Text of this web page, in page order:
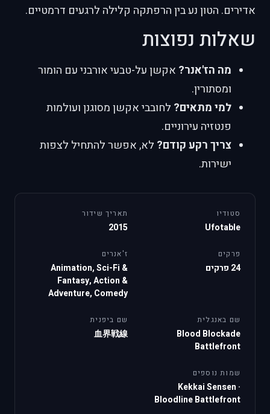
אדירים. הטון נע בין הרפתקה קלילה לרגעים דרמטיים.
שאלות נפוצות
מה הז'אנר? אקשן על-טבעי אורבני עם הומור
ומסתורין.
למי מתאים? לחובבי אקשן מסוגנן ועולמות
פנטזיה עירוניים.
צריך רקע קודם? לא, אפשר להתחיל לצפות
ישירות.
סטודיו
Ufotable
תאריך שידור
2015
פרקים
24 פרקים
ז'אנרים
Animation, Sci-Fi &
Fantasy, Action &
Adventure, Comedy
שם באנגלית
Blood Blockade
Battlefront
שם ביפנית
血界戦線
שמות נוספים
Kekkai Sensen ·
Bloodline Battlefront